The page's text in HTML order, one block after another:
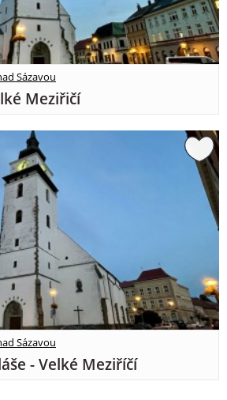
Sázavou
Meziřičí
Sázavou
- Velké Meziříčí